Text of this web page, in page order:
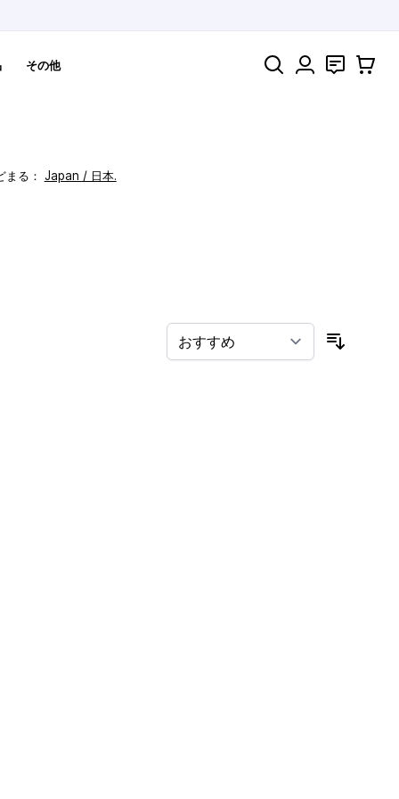
その他 検索 お問い合
カート
る： Japan / 日本.